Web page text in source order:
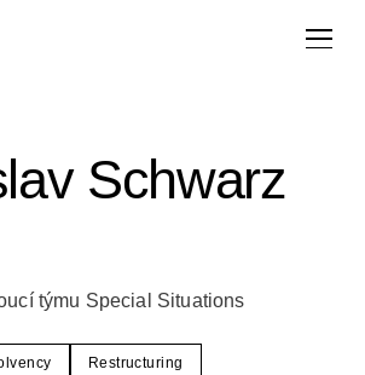
Schwarz
týmu Special Situations
Restructuring